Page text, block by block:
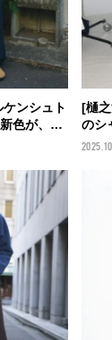
ンシュト
色が、春
！
プ】
[樋
のシ
ック